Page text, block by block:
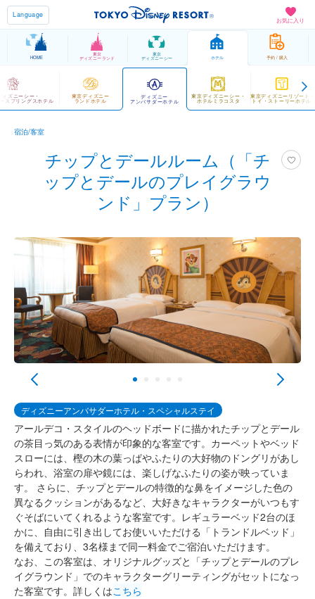
お気に入り
Language
HOME
東京
ディズニーランド
東京
ディズニーシー ホテル 予約 / 購入
ィズニーシー・
スプリングスホテル
東京ディズニー
ランドホテル
ディズニー
アンバサダーホテル
東京ディズニーシー・
ホテルミラコスタ
東京ディズニーリゾート・
トイ・ストーリーホテル
宿泊/客室
チップとデールルーム（「チ
ップとデールのプレイグラウ
ンド」プラン）
ディズニーアンバサダーホテル・スペシャルステイ
アールデコ・スタイルのヘッドボードに描かれたチップとデール
の茶目っ気のある表情が印象的な客室です。カーペットやベッド
スローには、樫の木の葉っぱやふたりの大好物のドングリがあし
らわれ、浴室の扉や鏡には、楽しげなふたりの姿が映っていま
す。 さらに、チップとデールの特徴的な鼻をイメージした色の
異なるクッションがあるなど、大好きなキャラクターがいつもす
ぐそばにいてくれるような客室です。レギュラーベッド2台のほ
かに、自由に引き出してお使いいただける「トランドルベッド」
を備えており、3名様まで同一料金でご宿泊いただけます。
なお、この客室は、オリジナルグッズと「チップとデールのプレ
イグラウンド」でのキャラクターグリーティングがセットになっ
た客室です。詳しくはこちら